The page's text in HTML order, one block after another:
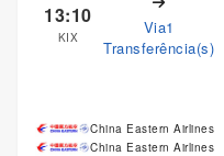
13:10
KIX
Via1
Transferência(s)
China Eastern Airlines
China Eastern Airlines